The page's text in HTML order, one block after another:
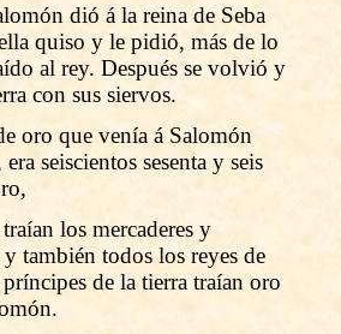
dió á la reina de Seba
quiso y le pidió, más de lo
al rey. Después se volvió y
con sus siervos.
oro que venía á Salomón
seiscientos sesenta y seis
los mercaderes y
también todos los reyes de
de la tierra traían oro